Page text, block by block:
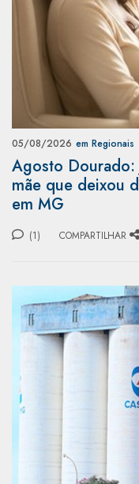
05/08/2026 em Regionais
Agosto Dourado:
mãe que deixou
em MG
(1) COMPARTILHAR